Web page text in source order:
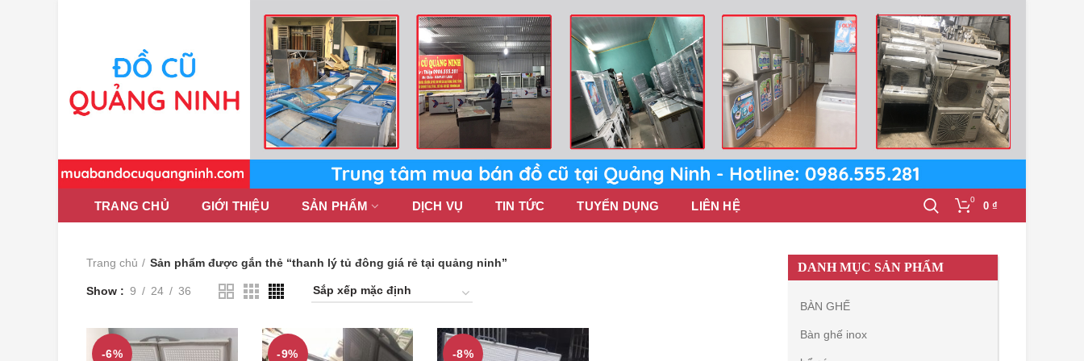
TRANG CHỦ GIỚI THIỆU SẢN PHẨM DỊCH VỤ TIN TỨC TUYỂN DỤNG LIÊN HỆ 0 0 ₫
Trang chủ Sản phẩm được gắn thẻ “thanh lý tủ đông giá rẻ tại quảng ninh”
Show 9 24 36
-6% -9% -8%
DANH MỤC SẢN PHẨM
BÀN GHẾ
Bàn ghế inox